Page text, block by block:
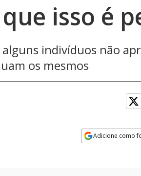
isso é
indivíduos não
os mesmos
Adicione como